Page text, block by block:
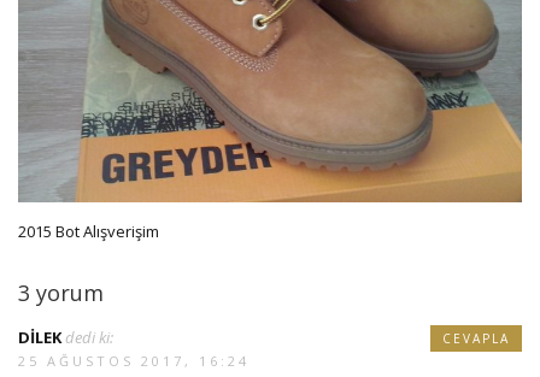
2015 Bot Alışverişim
3 yorum
DİLEK dedi ki:
25 AĞUSTOS 2017, 16:24
CEVAPLA